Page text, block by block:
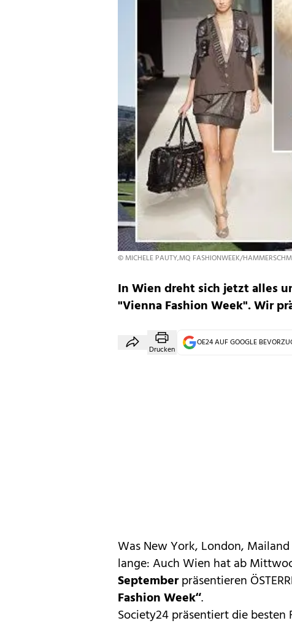
© MICHELE PAUTY,MQ FASHIONWEEK/
In Wien dreht sich jetzt alles
"Vienna Fashion Week". Wir
Drucken
OE24 AUF GOOGLE
Was New York, London,
lange: Auch Wien hat ab
Septemberpräsentieren
Fashion Week“.
Society24 präsentiert die besten